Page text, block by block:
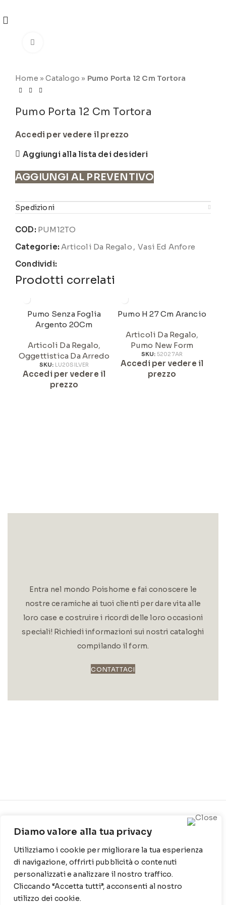
Diamo valore alla tua privacy
Utilizziamo i cookie per migliorare la tua esperienza
di navigazione, offrirti pubblicità o contenuti
personalizzati e analizzare il nostro traffico.
Cliccando “Accetta tutti”, acconsenti al nostro
utilizzo dei cookie.
Home »Catalogo » Pumo Porta 12 Cm Tortora
Pumo Porta 12 Cm Tortora
Accedi per vedere il prezzo
Aggiungi alla lista dei desideri
AGGIUNGI AL PREVENTIVO
Spedizioni
COD: PUM12TO
Categorie: Articoli Da Regalo , Vasi Ed Anfore
Condividi:
Prodotti correlati
Pumo Senza Foglia
Argento 20Cm
Articoli Da Regalo,
Oggettistica Da Arredo
SKU: LU20SILVER
Accedi per vedere il
prezzo
Pumo H 27 Cm Arancio
Articoli Da Regalo,
Pumo New Form
SKU: 52027AR
Accedi per vedere il
prezzo
Entra nel mondo Poishome e fai conoscere le
nostre ceramiche ai tuoi clienti per dare vita alle
loro case e costruire i ricordi delle loro occasioni
speciali! Richiedi informazioni sui nostri cataloghi
compilando il form.
CONTATTACI
1316 - 70044 Polignano a
mare
T
WZ: 329 6510725
Cookie Policy
Privacy Policy